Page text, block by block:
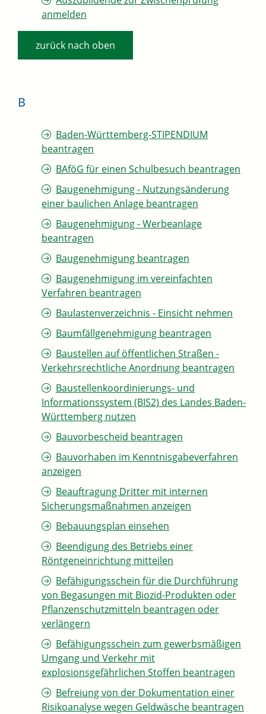
anmelden
zurück nach oben
B
Baden-Württemberg-STIPENDIUM
beantragen
BAföG für einen Schulbesuch beantragen
Baugenehmigung - Nutzungsänderung
einer baulichen Anlage beantragen
Baugenehmigung - Werbeanlage
beantragen
Baugenehmigung beantragen
Baugenehmigung im vereinfachten
Verfahren beantragen
Baulastenverzeichnis - Einsicht nehmen
Baumfällgenehmigung beantragen
Baustellen auf öffentlichen Straßen -
Verkehrsrechtliche Anordnung beantragen
Baustellenkoordinierungs- und
Informationssystem (BIS2) des Landes Baden-
Württemberg nutzen
Bauvorbescheid beantragen
Bauvorhaben im Kenntnisgabeverfahren
anzeigen
Beauftragung Dritter mit internen
Sicherungsmaßnahmen anzeigen
Bebauungsplan einsehen
Beendigung des Betriebs einer
Röntgeneinrichtung mitteilen
Befähigungsschein für die Durchführung
von Begasungen mit Biozid-Produkten oder
Pflanzenschutzmitteln beantragen oder
verlängern
Befähigungsschein zum gewerbsmäßigen
Umgang und Verkehr mit
explosionsgefährlichen Stoffen beantragen
Befreiung von der Dokumentation einer
Risikoanalyse wegen Geldwäsche beantragen